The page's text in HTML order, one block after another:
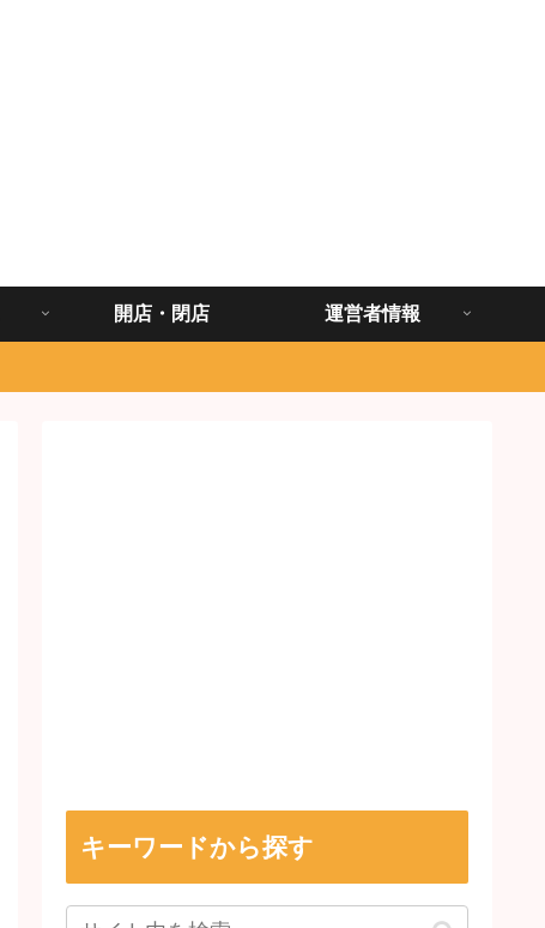
開店・閉店 運営者情報
キーワードから探す